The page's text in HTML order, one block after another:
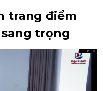
trang điểm
sang trọng